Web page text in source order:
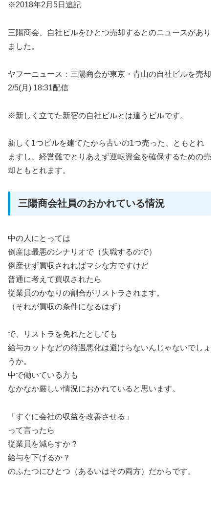
※2018年2月5日追記
三陽商会、自社ビルをひとつ売却するとのニュースがあり
ました。
ヤフーニュース：三陽商会が東京・青山の自社ビルを売却
2/5(月) 18:31配信
※新しく立てた新宿の自社ビルとは違うビルです。
新しく1つビルを建てたから古いの1つ売った、ともとれ
ますし、経営難でとりあえず運転資金を確保するための売
却ともとれます。
三陽商会社員のおかれている情況
中の人にとっては
倒産は最悪のシナリオで（失職するので）
倒産せず買収されればマシな方ですけど
普通に考えて買収されたら
従業員のかなりの割合がリストラされます。
（それが買収の条件になるはず）
で、リストラを免れたとしても
給与カットなどの待遇悪化は避けらないんじゃないでしょ
うか。
中で働いている方も
なかなか厳しい情況におかれていると思います。
「すぐに会社の収益を改善させる」
って言ったら
従業員を減らすか？
給与を下げるか？
のふたつにひとつ（あるいはその両方）だからです。